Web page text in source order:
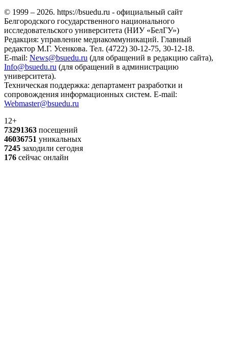
© 1999 – 2026. https://bsuedu.ru - официальный сайт
Белгородского государственного национального
исследовательского университета (НИУ «БелГУ»)
Редакция: управление медиакоммуникаций. Главный
редактор М.Г. Усенкова. Тел. (4722) 30-12-75, 30-12-18.
E-mail: News@bsuedu.ru (для обращений в редакцию сайта),
Info@bsuedu.ru (для обращений в администрацию
университета).
Техническая поддержка: департамент разработки и
сопровождения информационных систем. E-mail:
Webmaster@bsuedu.ru
12+
73291363 посещений
46036751 уникальных
7245 заходили сегодня
176 сейчас онлайн